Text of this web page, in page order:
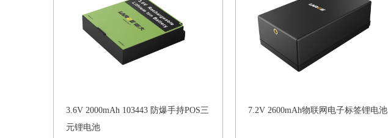
3.6V 2000mAh 103443 防爆手持POS三
元锂电池
7.2V 2600mAh物联网电子标签锂电池